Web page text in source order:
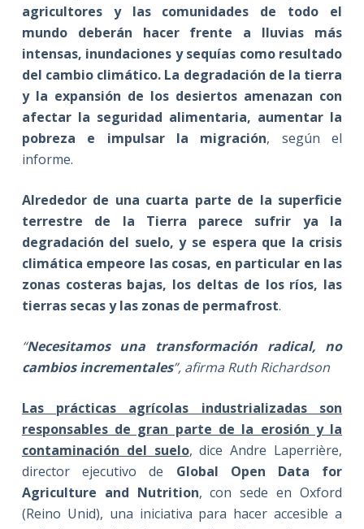
agricultores y las comunidades de todo el
mundo deberán hacer frente a lluvias más
intensas, inundaciones y sequías como resultado
del cambio climático. La degradación de la tierra
y la expansión de los desiertos amenazan con
afectar la seguridad alimentaria, aumentar la
pobreza e impulsar la migración, según el
informe.
Alrededor de una cuarta parte de la superficie
terrestre de la Tierra parece sufrir ya la
degradación del suelo, y se espera que la crisis
climática empeore las cosas, en particular en las
zonas costeras bajas, los deltas de los ríos, las
tierras secas y las zonas de permafrost.
“Necesitamos una transformación radical, no
cambios incrementales”, afirma Ruth Richardson
Las prácticas agrícolas industrializadas son
responsables de gran parte de la erosión y la
contaminación del suelo, dice Andre Laperrière,
director ejecutivo de Global Open Data for
Agriculture and Nutrition, con sede en Oxford
(Reino Unid), una iniciativa para hacer accesible a